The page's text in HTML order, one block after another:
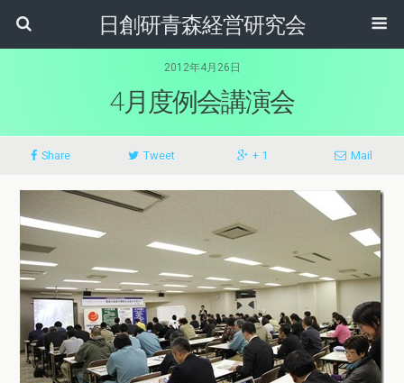
日創研青森経営研究会
2012年4月26日
4月度例会講演会
Share Tweet + 1 Mail